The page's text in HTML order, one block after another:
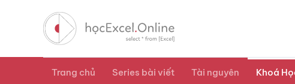
Trang chủ Series bài viết Tài nguyên Khoá